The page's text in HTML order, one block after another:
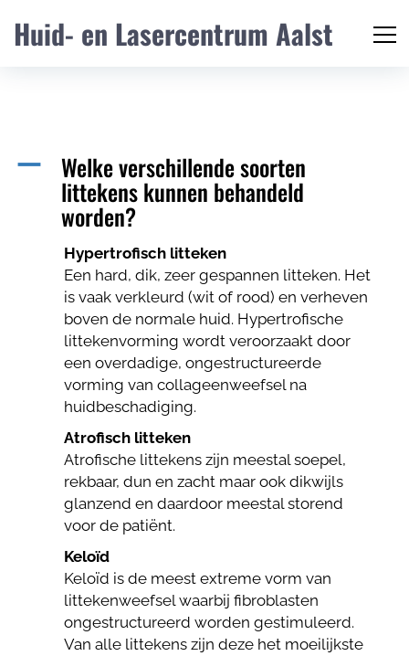
Huid- en Lasercentrum Aalst
A Welke verschillende soorten
littekens kunnen behandeld
worden?
Hypertrofisch litteken
Een hard, dik, zeer gespannen litteken. Het
is vaak verkleurd (wit of rood) en verheven
boven de normale huid. Hypertrofische
littekenvorming wordt veroorzaakt door
een overdadige, ongestructureerde
vorming van collageenweefsel na
huidbeschadiging.
Atrofisch litteken
Atrofische littekens zijn meestal soepel,
rekbaar, dun en zacht maar ook dikwijls
glanzend en daardoor meestal storend
voor de patiënt.
Keloïd
Keloïd is de meest extreme vorm van
littekenweefsel waarbij fibroblasten
ongestructureerd worden gestimuleerd.
Van alle littekens zijn deze het moeilijkste